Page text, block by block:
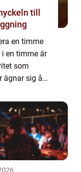
en timme
i en timme är
som
ägnar sig åt.